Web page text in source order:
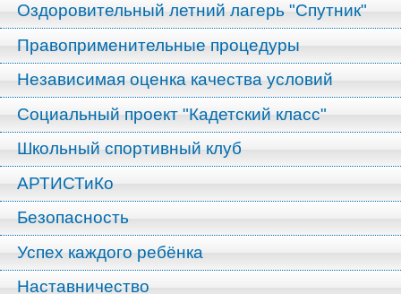
Оздоровительный летний лагерь "Спутник"
Правоприменительные процедуры
Независимая оценка качества условий
Социальный проект "Кадетский класс"
Школьный спортивный клуб
АРТИСТиКо
Безопасность
Успех каждого ребёнка
Наставничество